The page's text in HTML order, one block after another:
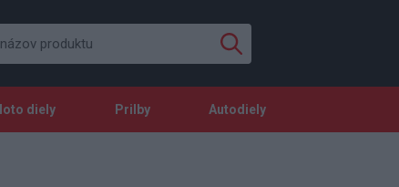
diely Prilby Autodiely